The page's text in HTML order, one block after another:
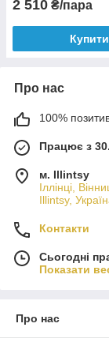
2 510 ₴/пара
Купити
Про нас
100%
Працює з
м. Illintsy
Іллінці,
Illintsy,
Контакти
Сьогодні
Показати
Про нас